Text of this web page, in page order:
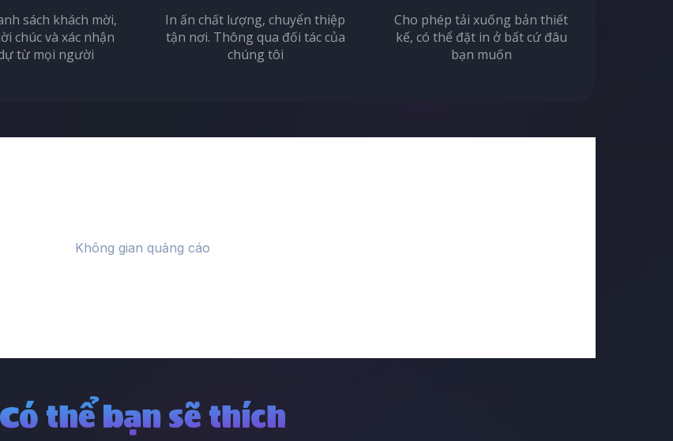
sách khách mời,
chúc và xác nhận
từ mọi người
In ấn chất lượng, chuyển thiệp
tận nơi. Thông qua đối tác của
chúng tôi
Cho phép tải xuống bản thiết
kế, có thể đặt in ở bất cứ đâu
bạn muốn
Có thể bạn sẽ thích